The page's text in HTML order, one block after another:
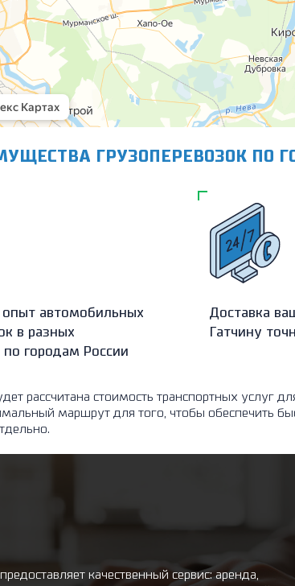
ГРУЗОПЕРЕВОЗОК ПО
автомобильных
в разных
по городам России
Доставка
Гатчину
рассчитана стоимость транспортных услуг
маршрут для того, чтобы обеспечить
качественный сервис: аренда,